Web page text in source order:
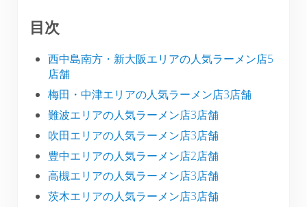
目次
西中島南方・新大阪エリアの人気ラーメン店5
店舗
梅田・中津エリアの人気ラーメン店3店舗
難波エリアの人気ラーメン店3店舗
吹田エリアの人気ラーメン店3店舗
豊中エリアの人気ラーメン店2店舗
高槻エリアの人気ラーメン店3店舗
茨木エリアの人気ラーメン店3店舗